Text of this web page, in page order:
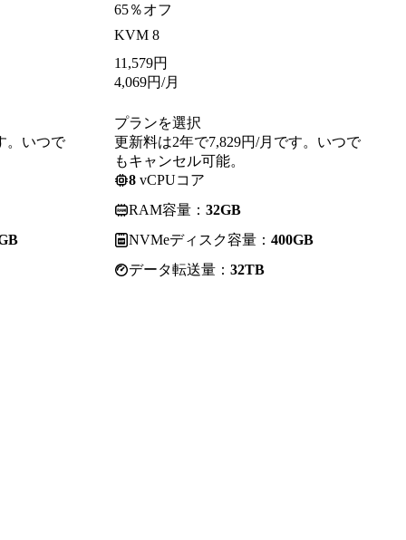
。いつで
65％オフ
KVM 8
11,579円
4,069円/月
プランを選択
更新料は2年で7,829円/月です。いつで
もキャンセル可能。
8 vCPUコア
RAM容量： 32GB
NVMeディスク容量： 400GB
データ転送量： 32TB